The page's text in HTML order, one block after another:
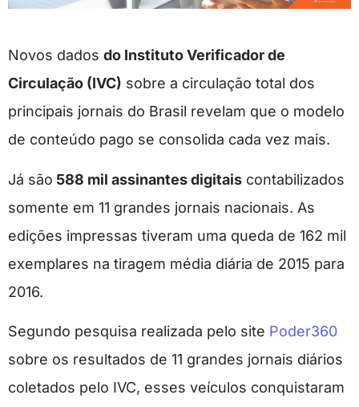
Novos dados do Instituto Verificador de
Circulação (IVC) sobre a circulação total dos
principais jornais do Brasil revelam que o modelo
de conteúdo pago se consolida cada vez mais.
Já são 588 mil assinantes digitais contabilizados
somente em 11 grandes jornais nacionais. As
edições impressas tiveram uma queda de 162 mil
exemplares na tiragem média diária de 2015 para
2016.
Segundo pesquisa realizada pelo site Poder360
sobre os resultados de 11 grandes jornais diários
coletados pelo IVC, esses veículos conquistaram